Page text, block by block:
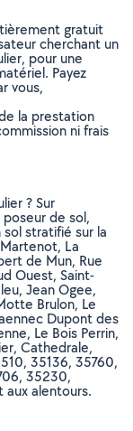
gratuit
cherchant un
pour une
Payez
vous,
la prestation
ni frais
? Sur
de sol,
stratifié sur la
La
de Mun, Rue
Ouest, Saint-
Jean Ogee,
Brulon, Le
Dupont des
Le Bois Perrin,
Cathedrale,
35136, 35760,
35230,
alentours.